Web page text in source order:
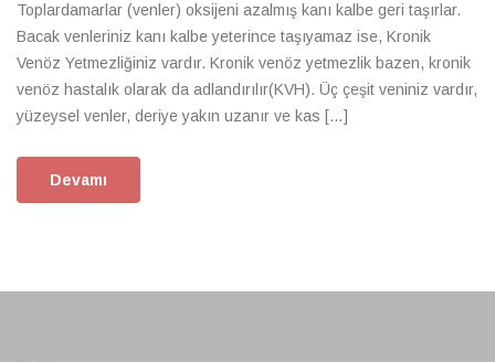
Toplardamarlar (venler) oksijeni azalmış kanı kalbe geri taşırlar.
Bacak venleriniz kanı kalbe yeterince taşıyamaz ise, Kronik
Venöz Yetmezliğiniz vardır. Kronik venöz yetmezlik bazen, kronik
venöz hastalık olarak da adlandırılır(KVH). Üç çeşit veniniz vardır,
yüzeysel venler, deriye yakın uzanır ve kas […]
Devamı